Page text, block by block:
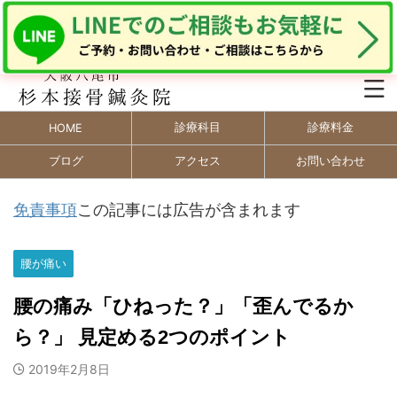
HOME 診療科目 診療料金
ブログ アクセス お問い合わせ
免責事項この記事には広告が含まれます
腰が痛い
腰の痛み「ひねった？」「歪んでるか
ら？」 見定める2つのポイント
2019年2月8日